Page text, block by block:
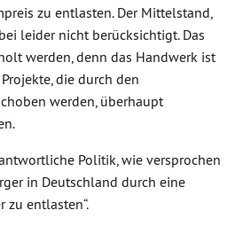
zu entlasten. Der Mittelstand,
leider nicht berücksichtigt. Das
werden, denn das Handwerk ist
die durch den
werden, überhaupt
Politik, wie versprochen
in Deutschland durch eine
zu entlasten“.